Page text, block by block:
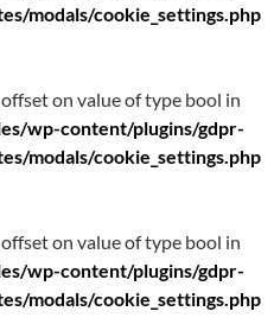
modals/cookie_settings.php
on value of type bool in
wp-content/plugins/gdpr-
modals/cookie_settings.php
on value of type bool in
wp-content/plugins/gdpr-
modals/cookie_settings.php